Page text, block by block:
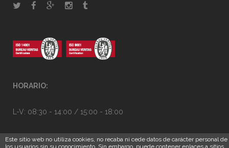
HORARIO:
L-V: 08:30 - 14:00 / 15:00 - 18:00
Este sitio web no utiliza cookies, no recaba ni cede datos de carácter personal de
los usuarios sin su conocimiento. Sin embargo, puede contener enlaces a sitios